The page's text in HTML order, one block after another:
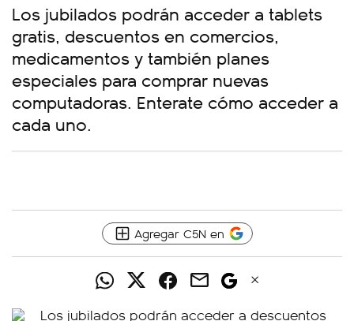
Los jubilados podrán acceder a tablets
gratis, descuentos en comercios,
medicamentos y también planes
especiales para comprar nuevas
computadoras. Enterate cómo acceder a
cada uno.
Agregar C5N en